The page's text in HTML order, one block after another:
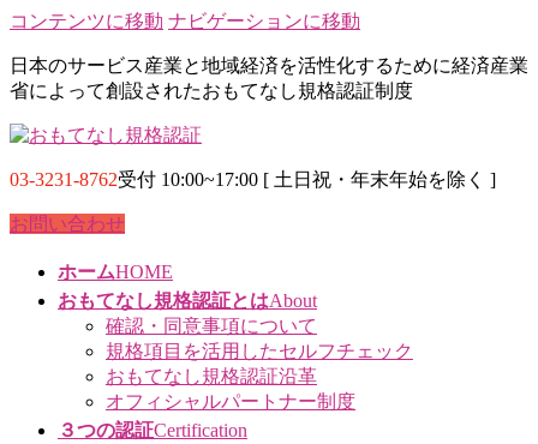
コンテンツに移動 ナビゲーションに移動
日本のサービス産業と地域経済を活性化するために経済産業
省によって創設されたおもてなし規格認証制度
03-3231-8762受付 10:00~17:00 [ 土日祝・年末年始を除く ]
お問い合わせ
ホームHOME
おもてなし規格認証とはAbout
確認・同意事項について
規格項目を活用したセルフチェック
おもてなし規格認証沿革
オフィシャルパートナー制度
３つの認証Certification